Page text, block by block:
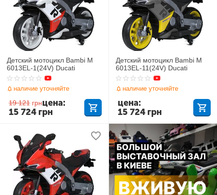
Детский мотоцикл Bambi M
6013EL-1(24V) Ducati
наличие уточняйте
19 121 грн
15 724 грн
цена:
Детский мотоцикл Bambi M
6013EL-11(24V) Ducati
наличие уточняйте
15 724 грн
цена: